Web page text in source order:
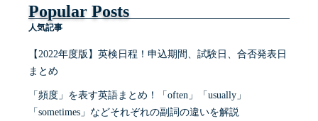
Popular Posts
人気記事
【2022年度版】英検日程！申込期間、試験日、合否発表日
まとめ
「頻度」を表す英語まとめ！「often」「usually」
「sometimes」などそれぞれの副詞の違いを解説